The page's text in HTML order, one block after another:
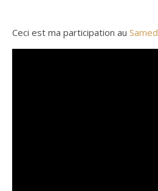
Ceci est ma participation au